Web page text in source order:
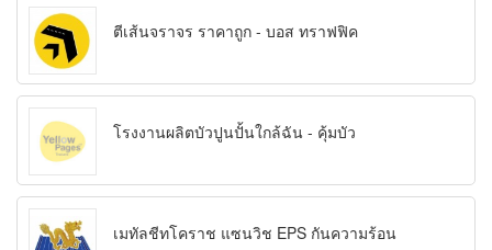
ตีเส้นจราจร ราคาถูก - บอส ทราฟฟิค
โรงงานผลิตบัวปูนปั้นใกล้ฉัน - คุ้มบัว
เมทัลชีทโคราช แซนวิช EPS กันความร้อน